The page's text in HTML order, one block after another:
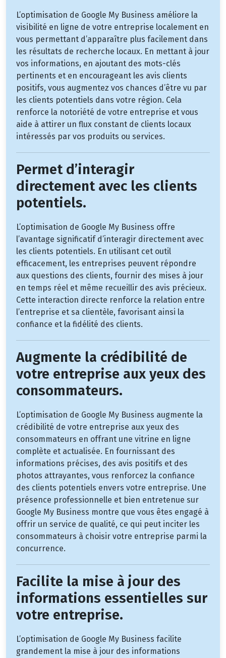
L’optimisation de Google My Business améliore la
visibilité en ligne de votre entreprise localement en
vous permettant d’apparaître plus facilement dans
les résultats de recherche locaux. En mettant à jour
vos informations, en ajoutant des mots-clés
pertinents et en encourageant les avis clients
positifs, vous augmentez vos chances d’être vu par
les clients potentiels dans votre région. Cela
renforce la notoriété de votre entreprise et vous
aide à attirer un flux constant de clients locaux
intéressés par vos produits ou services.
Permet d’interagir
directement avec les clients
potentiels.
L’optimisation de Google My Business offre
l’avantage significatif d’interagir directement avec
les clients potentiels. En utilisant cet outil
efficacement, les entreprises peuvent répondre
aux questions des clients, fournir des mises à jour
en temps réel et même recueillir des avis précieux.
Cette interaction directe renforce la relation entre
l’entreprise et sa clientèle, favorisant ainsi la
confiance et la fidélité des clients.
Augmente la crédibilité de
votre entreprise aux yeux des
consommateurs.
L’optimisation de Google My Business augmente la
crédibilité de votre entreprise aux yeux des
consommateurs en offrant une vitrine en ligne
complète et actualisée. En fournissant des
informations précises, des avis positifs et des
photos attrayantes, vous renforcez la confiance
des clients potentiels envers votre entreprise. Une
présence professionnelle et bien entretenue sur
Google My Business montre que vous êtes engagé à
offrir un service de qualité, ce qui peut inciter les
consommateurs à choisir votre entreprise parmi la
concurrence.
Facilite la mise à jour des
informations essentielles sur
votre entreprise.
L’optimisation de Google My Business facilite
grandement la mise à jour des informations